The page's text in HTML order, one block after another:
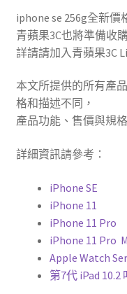
iphone se 256g全新價
青蘋果3C也將準備收
詳請請加入青蘋果3C
本文所提供的所有產
格和描述不同，
產品功能、售價與規
詳細資訊請參考：
iPhone SE
iPhone 11
iPhone 11 Pro
iPhone 11 Pro
Apple Watch
第7代 iPad 10.2